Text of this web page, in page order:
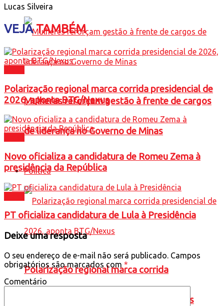
Mulheres reforçam gestão à frente de cargos
de liderança no Governo de Minas
Política
Polarização regional marca corrida
presidencial de 2026, aponta BTG/Nexus
Lucas Silveira
VEJATAMBÉM
Polarização regional marca corrida presidencial de
2026, aponta BTG/Nexus
Novo oficializa a candidatura de Romeu Zema à
presidência da República
PT oficializa candidatura de Lula à Presidência
Deixe uma resposta
O seu endereço de e-mail não será publicado. Campos
obrigatórios são marcados com *
Comentário